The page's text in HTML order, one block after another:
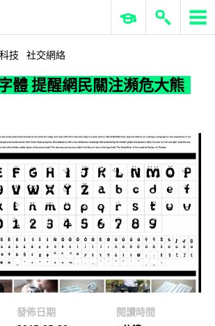
熊貓字體 提醒網民關注瀕危大熊貓
ERP 與商業 AI
技 社交網絡
體 提醒網民關注瀕危大熊
發佈日期
閱讀時間